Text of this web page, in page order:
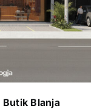
Butik Blanja